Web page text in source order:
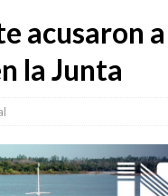
acusaron
la Junta